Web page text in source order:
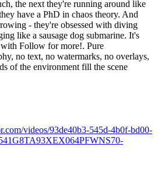
the next they're running around like
have a PhD in chaos theory. And
- they're obsessed with diving
like a sausage dog submarine. It's
Follow for more!. Pure
no text, no watermarks, no overlays,
of the environment fill the scene
videos/93de40b3-545d-4b0f-bd00-